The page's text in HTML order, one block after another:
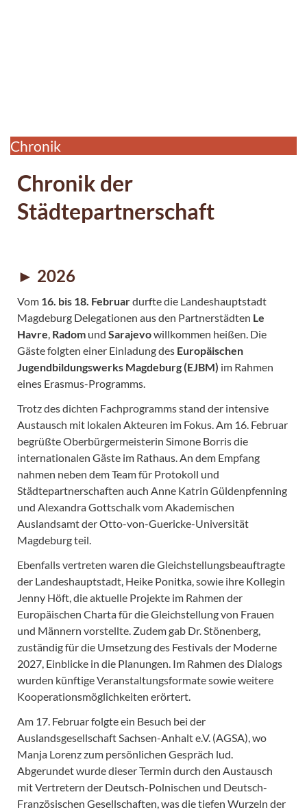
Chronik
Chronik der
Städtepartnerschaft
► 2026
Vom 16. bis 18. Februardurfte die Landeshauptstadt
Magdeburg Delegationen aus den Partnerstädten Le
Havre Radom und Sarajevowillkommen heißen. Die
Gäste folgten einer Einladung des Europäischen
Jugendbildungswerks Magdeburg (EJBM) im Rahmen
eines Erasmus-Programms.
Trotz des dichten Fachprogramms stand der intensive
Austausch mit lokalen Akteuren im Fokus. Am 16. Februar
begrüßte Oberbürgermeisterin Simone Borris die
internationalen Gäste im Rathaus. An dem Empfang
nahmen neben dem Team für Protokoll und
Städtepartnerschaften auch Anne Katrin Güldenpfenning
und Alexandra Gottschalk vom Akademischen
Auslandsamt der Otto-von-Guericke-Universität
Magdeburg teil.
Ebenfalls vertreten waren die Gleichstellungsbeauftragte
der Landeshauptstadt, Heike Ponitka, sowie ihre Kollegin
Jenny Höft, die aktuelle Projekte im Rahmen der
Europäischen Charta für die Gleichstellung von Frauen
und Männern vorstellte. Zudem gab Dr. Stönenberg,
zuständig für die Umsetzung des Festivals der Moderne
2027, Einblicke in die Planungen. Im Rahmen des Dialogs
wurden künftige Veranstaltungsformate sowie weitere
Kooperationsmöglichkeiten erörtert.
Am 17. Februar folgte ein Besuch bei der
Auslandsgesellschaft Sachsen-Anhalt e.V. (AGSA), wo
Manja Lorenz zum persönlichen Gespräch lud.
Abgerundet wurde dieser Termin durch den Austausch
mit Vertretern der Deutsch-Polnischen und Deutsch-
Französischen Gesellschaften, was die tiefen Wurzeln der